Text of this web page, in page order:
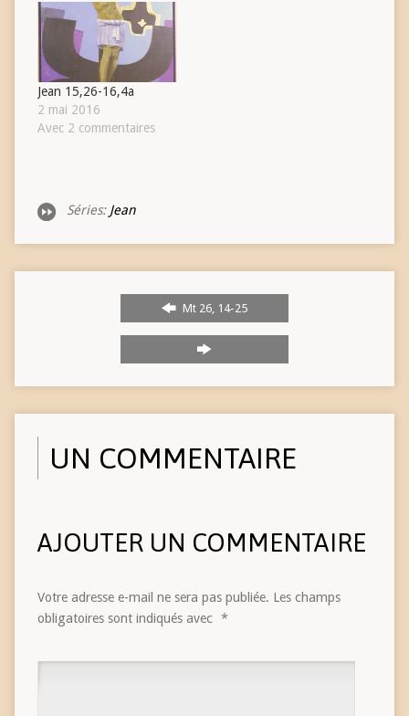
Jean 15,26-16,4a
2 mai 2016
Avec 2 commentaires
Séries: Jean
Mt 26, 14-25
UN COMMENTAIRE
AJOUTER UN COMMENTAIRE
Votre adresse e-mail ne sera pas publiée. Les champs
obligatoires sont indiqués avec *